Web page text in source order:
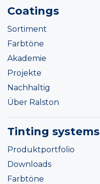
Coatings
Sortiment
Farbtöne
Akademie
Projekte
Nachhaltig
Über Ralston
Tinting systems
Produktportfolio
Downloads
Farbtöne